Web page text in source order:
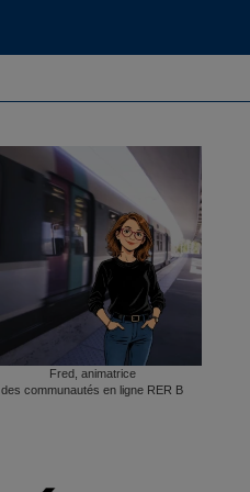
Fred, animatrice
des communautés en ligne RER B